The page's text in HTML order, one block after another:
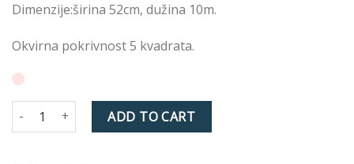
Dimenzije:širina 52cm, dužina 10m.
Okvirna pokrivnost 5 kvadrata.
RANES TAPETA 121805 NEUTRAL quantity
ADD TO CART